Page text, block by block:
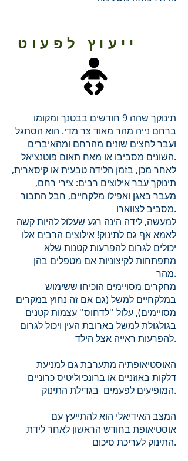
תינוקך שהה 9 חודשים בבטנך ומקומו
ברחם נייה מהר מאוד צר מדי. הוא הסתגל
ועבר לחצים שונים מהרחם ומהאיברים
השונים מסביבו או מאח תאום פוטנציאל.
לאחר מכן, בזמן הלידה טבעית או קיסארית,
תינוקך עבר אילוצים רבים: צירי רחם,
מעבר באגן ואפילו מלקחיים, חבל התבור
מסביב לצווארו.
למעשה, לידה הינה רגע שעלול להיות קשה
לאמא אף גם לתינוק! אילוצים הרבים אלו
יכולים לגרום להפרעות קטנות שלא
מתפתחות לקיצוניות אם מטפלים בהן
מהר.
מחקרים מסויימים הוכיחו ששימוש
במלקחיים למשל (גם אם זה נחוץ במקרים
מסויימים), עלול ''לדחוס'' עצמות קטנים
בגולגולת למשל בארובת העין ויכול לגרום
להפרעות ראייה אצל הילד.
האוסטיאופתיה מתערבת גם למניעת
דלקות באוזניים או ברונכיוליטיס כרוניים
המופיעים לפעמים בגדילת התינוק.
המצב האידיאלי הוא להתייעץ עם
אוסטיאופת בחודש הראשון לאחר לידת
התינוק לעריכת סיכום.
ייעוץ לפעוט